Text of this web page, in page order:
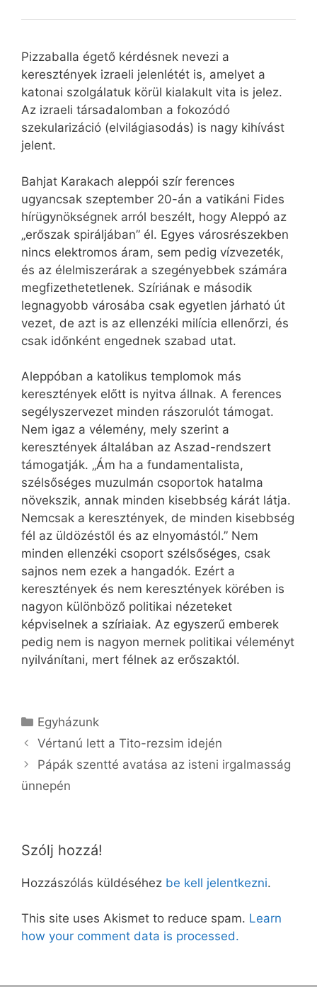
Pizzaballa égető kérdésnek nevezi a
keresztények izraeli jelenlétét is, amelyet a
katonai szolgálatuk körül kialakult vita is jelez.
Az izraeli társadalomban a fokozódó
szekularizáció (elvilágiasodás) is nagy kihívást
jelent.
Bahjat Karakach aleppói szír ferences
ugyancsak szeptember 20-án a vatikáni Fides
hírügynökségnek arról beszélt, hogy Aleppó az
„erőszak spiráljában” él. Egyes városrészekben
nincs elektromos áram, sem pedig vízvezeték,
és az élelmiszerárak a szegényebbek számára
megfizethetetlenek. Szíriának e második
legnagyobb városába csak egyetlen járható út
vezet, de azt is az ellenzéki milícia ellenőrzi, és
csak időnként engednek szabad utat.
Aleppóban a katolikus templomok más
keresztények előtt is nyitva állnak. A ferences
segélyszervezet minden rászorulót támogat.
Nem igaz a vélemény, mely szerint a
keresztények általában az Aszad-rendszert
támogatják. „Ám ha a fundamentalista,
szélsőséges muzulmán csoportok hatalma
növekszik, annak minden kisebbség kárát látja.
Nemcsak a keresztények, de minden kisebbség
fél az üldözéstől és az elnyomástól.” Nem
minden ellenzéki csoport szélsőséges, csak
sajnos nem ezek a hangadók. Ezért a
keresztények és nem keresztények körében is
nagyon különböző politikai nézeteket
képviselnek a szíriaiak. Az egyszerű emberek
pedig nem is nagyon mernek politikai véleményt
nyilvánítani, mert félnek az erőszaktól.
Kategória
Egyházunk
Vértanú lett a Tito-rezsim idején
Pápák szentté avatása az isteni irgalmasság
ünnepén
Szólj hozzá!
Hozzászólás küldéséhez be kell jelentkezni.
This site uses Akismet to reduce spam. Learn
how your comment data is processed.